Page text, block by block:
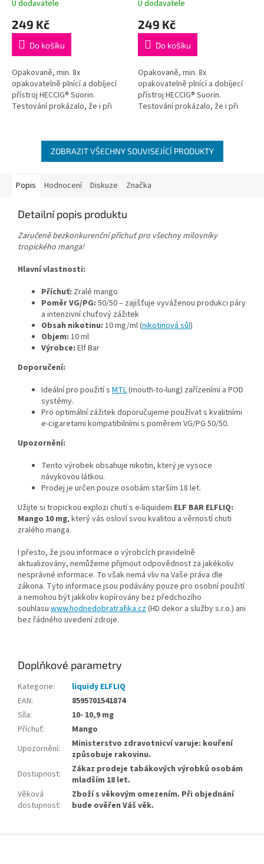
U dodavatele
249 Kč
Do košíku
Opakovaně, min. 8x
opakovatelně plnící a dobíjecí
přístroj HECCIG® Suorin.
Testování prokázalo, že i při
U dodavatele
249 Kč
Do košíku
Opakovaně, min. 8x
opakovatelně plnící a dobíjecí
přístroj HECCIG® Suorin.
Testování prokázalo, že i při
ZOBRAZIT VŠECHNY SOUVISEJÍCÍ PRODUKTY
Popis Hodnocení Diskuze Značka
Detailní popis produktu
Zaručeně bezkonkurenční příchuť pro všechny milovníky
tropického manga!
Hlavní vlastnosti:
Příchuť: Zralé mango
Poměr VG/PG: 50/50 – zajišťuje vyváženou produkci páry
a intenzivní chuťový zážitek
Obsah nikotinu: 10 mg/ml (nikotinová sůl)
Objem: 10 ml
Výrobce: Elf Bar
Doporučení:
Ideální pro použití s MTL(mouth-to-lung) zařízeními a POD
systémy.
Pro optimální zážitek doporučujeme používat s kvalitními
e-cigaretami kompatibilními s poměrem VG/PG 50/50.
Upozornění:
Tento výrobek obsahuje nikotin, který je vysoce
návykovou látkou.
Prodej je určen pouze osobám starším 18 let.
Užijte si tropickou explozi chutí s e-liquidem ELF BAR ELFLIQ:
Mango 10 mg, který vás osloví svou kvalitou a věrností chuti
zralého manga.
I přesto, že jsou informace o výrobcích pravidelně
aktualizovány, nemůžeme přijmout odpovědnost za jakékoliv
nesprávné informace. To však nemá vliv na Vaše práva dle
zákona. Tyto informace jsou podávány pouze pro osobní použití
a nemohou být jakkoliv kopírovány bez předchozího
souhlasu www.hodnedobratrafika.cz(HD dekor a služby s.r.o.) ani
bez řádného uvedení zdroje.
Doplňkové parametry
Kategorie:
liquidy ELFLIQ
EAN:
8595701541874
Síla:
10- 10,9 mg
Příchuť:
Mango
Upozornění:
Ministerstvo zdravotnicví varuje: kouření
způsobuje rakovinu.
Dostupnost:
Zákaz prodeje tabákových výrobků osobám
mladším 18 let.
Věková
dostupnost:
Zboží s věkovým omezením. Při objednání
bude ověřen Váš věk.